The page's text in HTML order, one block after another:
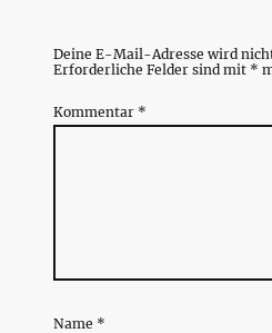
Deine E-Mail-Adresse wird
Erforderliche Felder sind mit *
Kommentar *
Name *